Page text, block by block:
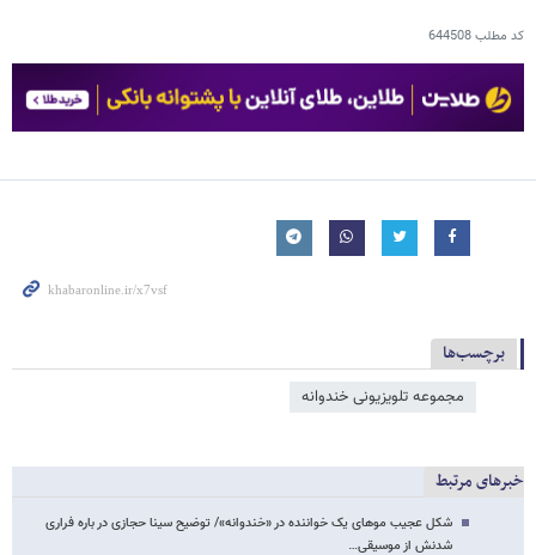
کد مطلب644508
برچسب‌ها
مجموعه تلویزیونی خندوانه
خبرهای مرتبط
شکل عجیب موهای یک خواننده در «خندوانه»/ توضیح سینا حجازی در باره فراری
شدنش از موسیقی…